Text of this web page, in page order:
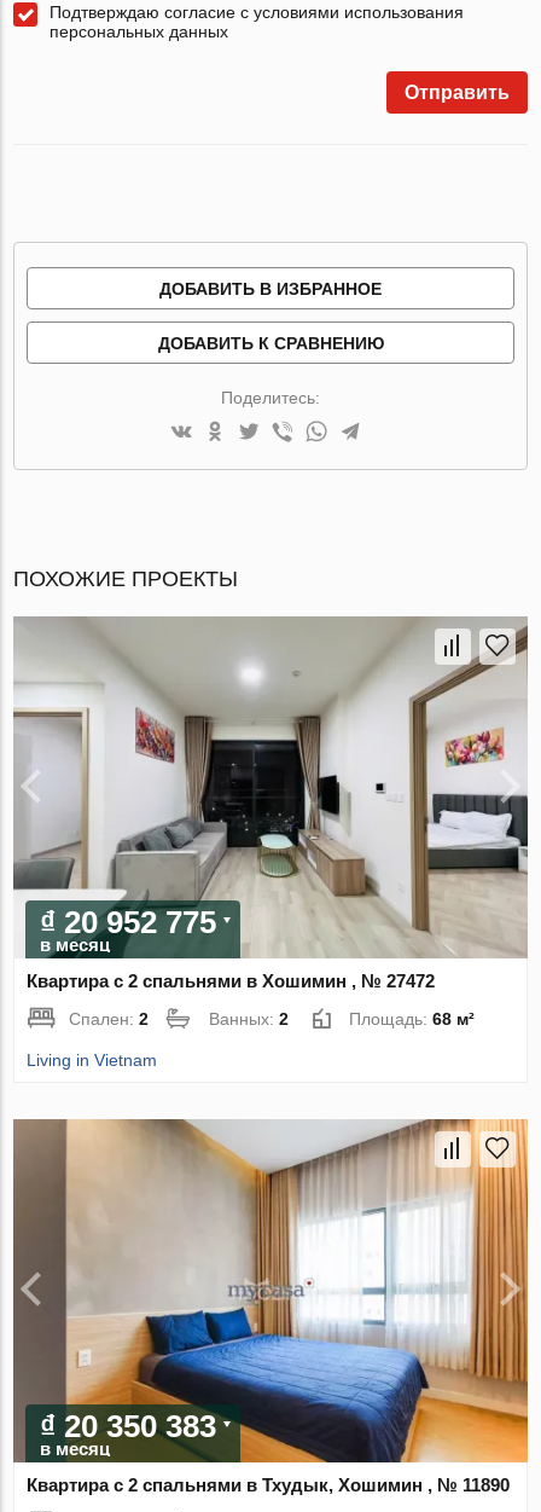
Подтверждаю согласие с условиями использования
персональных данных
Отправить
ДОБАВИТЬ В ИЗБРАННОЕ
ДОБАВИТЬ К СРАВНЕНИЮ
Поделитесь:
ПОХОЖИЕ ПРОЕКТЫ
₫ 20 952 775
в месяц
Квартира с 2 спальнями в Хошимин , № 27472
Спален:2 Ванных:2 Площадь:68 м²
Living in Vietnam
₫ 20 350 383
в месяц
Квартира с 2 спальнями в Тхудык, Хошимин , № 11890